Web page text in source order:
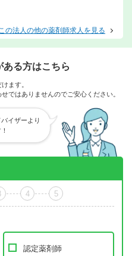
の法人の他の薬剤師求人を見る
ある方はこちら
ます。
ではありませんのでご安心ください。
イザーより
4 5
認定薬剤師